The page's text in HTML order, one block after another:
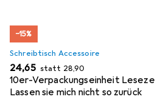
−15%
Schreibtisch Accessoire
EUR
24,65 statt EUR
28,90
10er-Verpackungseinheit
Lassen sie mich nicht so zurück